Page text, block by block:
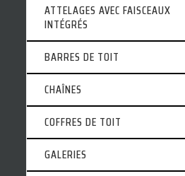
ATTELAGES AVEC FAISCEAUX
INTÉGRÉS
BARRES DE TOIT
CHAÎNES
COFFRES DE TOIT
GALERIES